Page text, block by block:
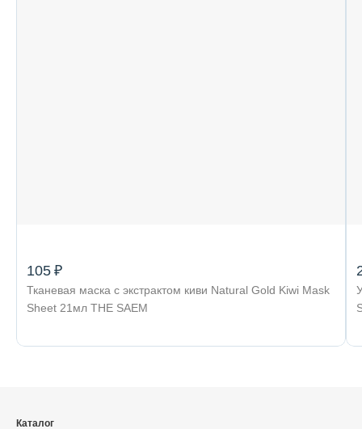
105 ₽
Тканевая маска с экстрактом киви Natural Gold Kiwi Mask
Sheet 21мл THE SAEM
Каталог